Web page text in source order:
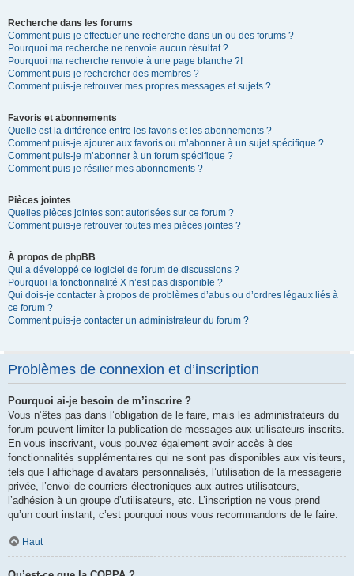
Recherche dans les forums
Comment puis-je effectuer une recherche dans un ou des forums ?
Pourquoi ma recherche ne renvoie aucun résultat ?
Pourquoi ma recherche renvoie à une page blanche ?!
Comment puis-je rechercher des membres ?
Comment puis-je retrouver mes propres messages et sujets ?
Favoris et abonnements
Quelle est la différence entre les favoris et les abonnements ?
Comment puis-je ajouter aux favoris ou m’abonner à un sujet spécifique ?
Comment puis-je m’abonner à un forum spécifique ?
Comment puis-je résilier mes abonnements ?
Pièces jointes
Quelles pièces jointes sont autorisées sur ce forum ?
Comment puis-je retrouver toutes mes pièces jointes ?
À propos de phpBB
Qui a développé ce logiciel de forum de discussions ?
Pourquoi la fonctionnalité X n’est pas disponible ?
Qui dois-je contacter à propos de problèmes d’abus ou d’ordres légaux liés à
ce forum ?
Comment puis-je contacter un administrateur du forum ?
Problèmes de connexion et d’inscription
Pourquoi ai-je besoin de m’inscrire ?
Vous n’êtes pas dans l’obligation de le faire, mais les administrateurs du
forum peuvent limiter la publication de messages aux utilisateurs inscrits.
En vous inscrivant, vous pouvez également avoir accès à des
fonctionnalités supplémentaires qui ne sont pas disponibles aux visiteurs,
tels que l’affichage d’avatars personnalisés, l’utilisation de la messagerie
privée, l’envoi de courriers électroniques aux autres utilisateurs,
l’adhésion à un groupe d’utilisateurs, etc. L’inscription ne vous prend
qu’un court instant, c’est pourquoi nous vous recommandons de le faire.
Haut